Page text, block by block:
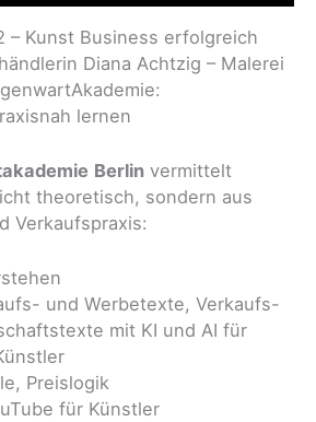
– Kunst Business erfolgreich
Diana Achtzig – Malerei
lernen
Berlin vermittelt
theoretisch, sondern aus
Verkaufspraxis:
und Werbetexte, Verkaufs-
mit KI und AI für
Preislogik
für Künstler